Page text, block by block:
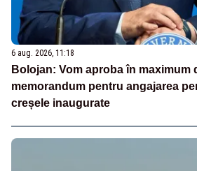
6 aug. 2026, 11:18
Bolojan: Vom aproba în maximum
memorandum pentru angajarea
creșele inaugurate